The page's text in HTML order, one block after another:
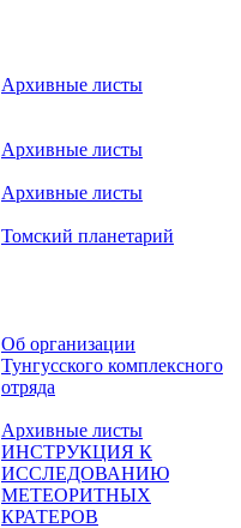
Архивные листы
Архивные листы
Архивные листы
Томский планетарий
Об организации
Тунгусского комплексного
отряда
Архивные листы
ИНСТРУКЦИЯ К
ИССЛЕДОВАНИЮ
МЕТЕОРИТНЫХ
КРАТЕРОВ